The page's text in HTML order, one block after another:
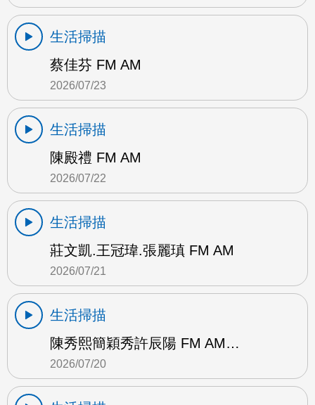
生活掃描
蔡佳芬 FM AM
2026/07/23
生活掃描
陳殿禮 FM AM
2026/07/22
生活掃描
莊文凱.王冠瑋.張麗瑱 FM AM
2026/07/21
生活掃描
陳秀熙簡穎秀許辰陽 FM AM…
2026/07/20